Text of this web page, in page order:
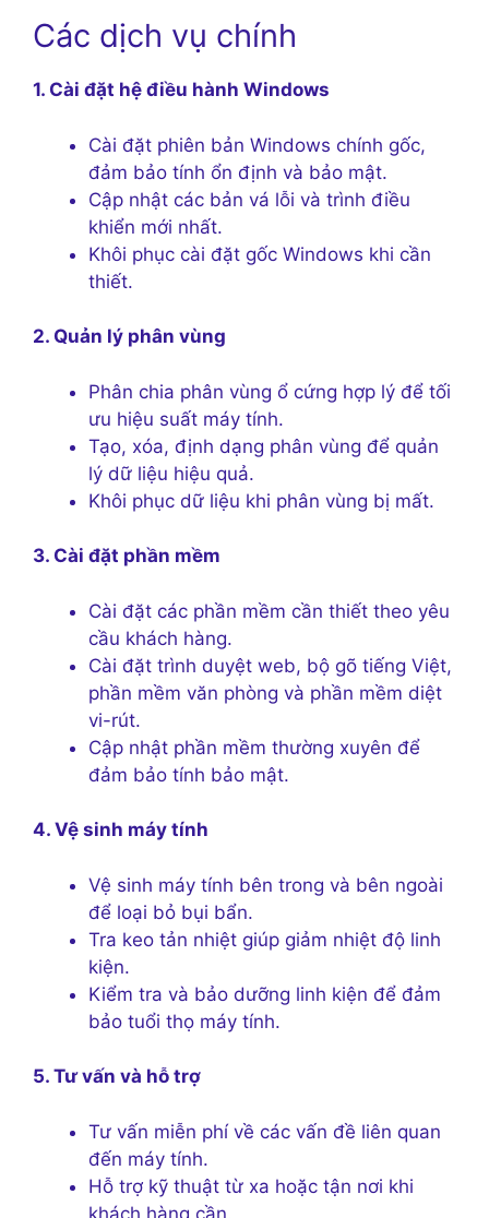
Các dịch vụ chính
1. Cài đặt hệ điều hành Windows
Cài đặt phiên bản Windows chính gốc,
đảm bảo tính ổn định và bảo mật.
Cập nhật các bản vá lỗi và trình điều
khiển mới nhất.
Khôi phục cài đặt gốc Windows khi cần
thiết.
2. Quản lý phân vùng
Phân chia phân vùng ổ cứng hợp lý để tối
ưu hiệu suất máy tính.
Tạo, xóa, định dạng phân vùng để quản
lý dữ liệu hiệu quả.
Khôi phục dữ liệu khi phân vùng bị mất.
3. Cài đặt phần mềm
Cài đặt các phần mềm cần thiết theo yêu
cầu khách hàng.
Cài đặt trình duyệt web, bộ gõ tiếng Việt,
phần mềm văn phòng và phần mềm diệt
vi-rút.
Cập nhật phần mềm thường xuyên để
đảm bảo tính bảo mật.
4. Vệ sinh máy tính
Vệ sinh máy tính bên trong và bên ngoài
để loại bỏ bụi bẩn.
Tra keo tản nhiệt giúp giảm nhiệt độ linh
kiện.
Kiểm tra và bảo dưỡng linh kiện để đảm
bảo tuổi thọ máy tính.
5. Tư vấn và hỗ trợ
Tư vấn miễn phí về các vấn đề liên quan
đến máy tính.
Hỗ trợ kỹ thuật từ xa hoặc tận nơi khi
khách hàng cần.